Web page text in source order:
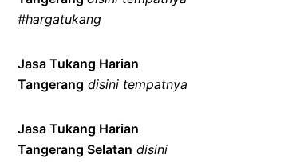
#hargatukang
Jasa Tukang Harian
Tangerang disini tempatnya
Jasa Tukang Harian
Tangerang Selatan disini